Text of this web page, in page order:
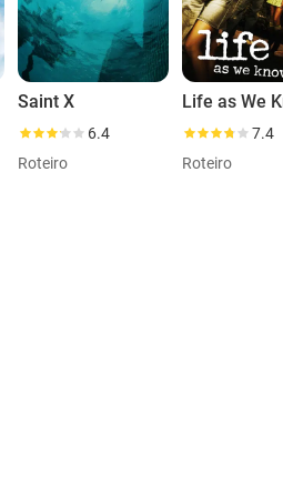
Saint X
6.4
Roteiro
Life as We
7.4
Roteiro